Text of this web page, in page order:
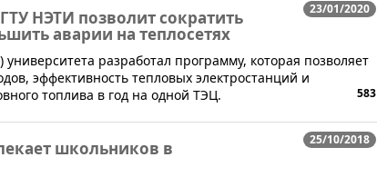
23/01/2020
НЭТИ позволит сократить
аварии на теплосетях
разработал программу, которая позволяет
эффективность тепловых электростанций и
топлива в год на одной ТЭЦ.
583
25/10/2018
школьников в